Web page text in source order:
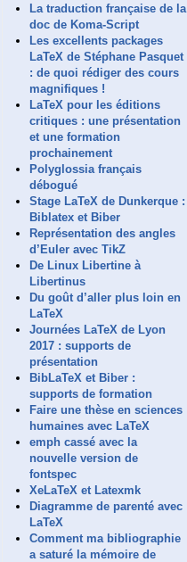
La traduction française de la
doc de Koma-Script
Les excellents packages
LaTeX de Stéphane Pasquet
: de quoi rédiger des cours
magnifiques !
LaTeX pour les éditions
critiques : une présentation
et une formation
prochainement
Polyglossia français
débogué
Stage LaTeX de Dunkerque :
Biblatex et Biber
Représentation des angles
d’Euler avec TikZ
De Linux Libertine à
Libertinus
Du goût d’aller plus loin en
LaTeX
Journées LaTeX de Lyon
2017 : supports de
présentation
BibLaTeX et Biber :
supports de formation
Faire une thèse en sciences
humaines avec LaTeX
emph cassé avec la
nouvelle version de
fontspec
XeLaTeX et Latexmk
Diagramme de parenté avec
LaTeX
Comment ma bibliographie
a saturé la mémoire de